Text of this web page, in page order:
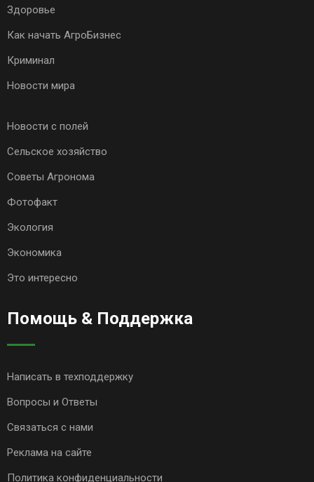
Здоровье
Как начать АгроБизнес
Криминал
Новости мира
Новости с полей
Сельское хозяйство
Советы Агронома
Фотофакт
Экология
Экономика
Это интересно
Помощь & Поддержка
Написать в техподдержку
Вопросы и Ответы
Связаться с нами
Реклама на сайте
Политика конфиденциальности